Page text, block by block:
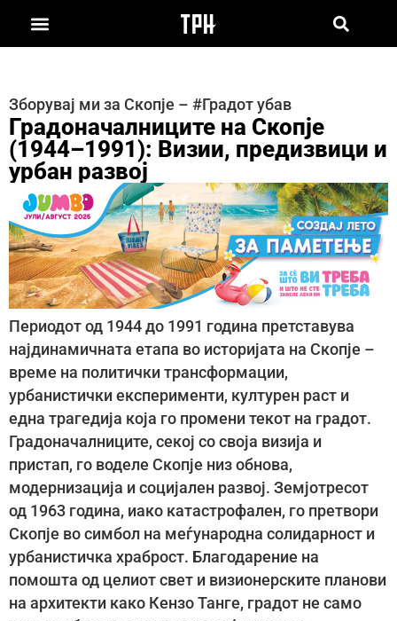
Зборувај ми за Скопје – #Градот убав
Градоначалниците на Скопје
(1944–1991): Визии, предизвици и
урбан развој
Периодот од 1944 до 1991 година претставува
најдинамичната етапа во историјата на Скопје –
време на политички трансформации,
урбанистички експерименти, културен раст и
една трагедија која го промени текот на градот.
Градоначалниците, секој со своја визија и
пристап, го воделе Скопје низ обнова,
модернизација и социјален развој. Земјотресот
од 1963 година, иако катастрофален, го претвори
Скопје во симбол на меѓународна солидарност и
урбанистичка храброст. Благодарение на
помошта од целиот свет и визионерските планови
на архитекти како Кензо Танге, градот не само